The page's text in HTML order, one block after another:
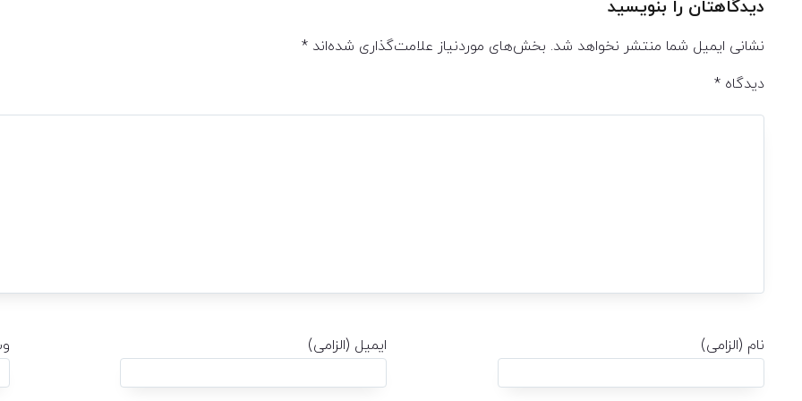
دیدگاهتان را بنویسید
نشانی ایمیل شما منتشر نخواهد شد. بخش‌های موردنیاز علامت‌گذاری شده‌اند *
دیدگاه *
نام (الزامی) ایمیل (الزامی)